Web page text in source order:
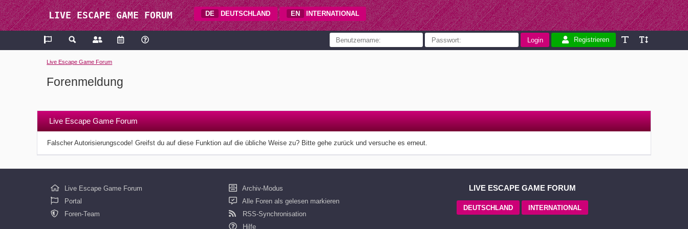
LIVE ESCAPE GAME FORUM DE DEUTSCHLAND EN INTERNATIONAL
Registrieren
Live Escape Game Forum
Forenmeldung
Live Escape Game Forum
Falscher Autorisierungscode! Greifst du auf diese Funktion auf die übliche Weise zu? Bitte gehe zurück und versuche es erneut.
Live Escape Game Forum
Portal
Foren-Team
Archiv-Modus
Alle Foren als gelesen markieren
RSS-Synchronisation
Hilfe
LIVE ESCAPE GAME FORUM
DEUTSCHLAND INTERNATIONAL